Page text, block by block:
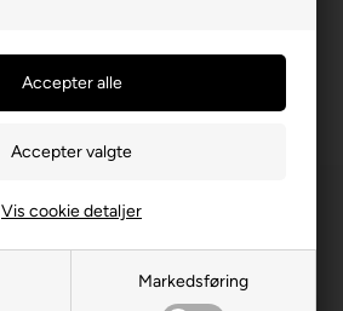
Markedsføring
Vis cookie detaljer